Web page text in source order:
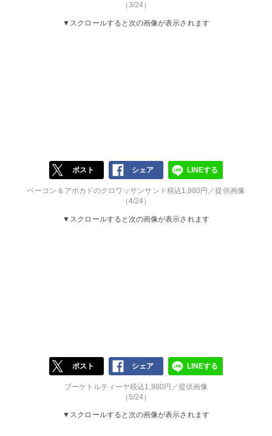
（3/24）
▼スクロールすると次の画像が表示されます
ポスト シェア LINEする
ベーコン＆アボカドのクロワッサンサンド税込1,980円／提供画像
（4/24）
▼スクロールすると次の画像が表示されます
ポスト シェア LINEする
ブーケトルティーヤ税込1,980円／提供画像
（5/24）
▼スクロールすると次の画像が表示されます